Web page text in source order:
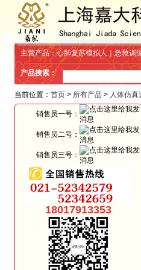
主营产品：心肺复苏模拟人｜急救训
产品搜索：
当前位置： 首页 > 所有产品 > 人体仿真
销售员一号：
销售员二号：
销售员三号：
18017913353